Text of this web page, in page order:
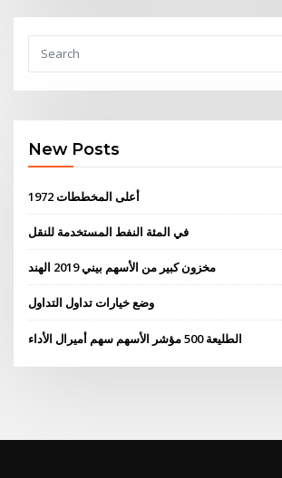
New Posts
أعلى المخططات 1972
في المئة النفط المستخدمة للنقل
مخزون كبير من الأسهم بيني 2019 الهند
وضع خيارات تداول التداول
الطليعة 500 مؤشر الأسهم سهم أميرال الأداء